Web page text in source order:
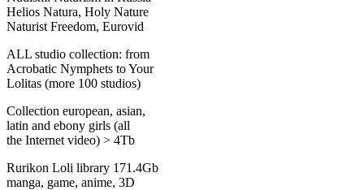
Helios Natura, Holy Nature
Naturist Freedom, Eurovid
ALL studio collection: from
Acrobatic Nymрhеts to Your
Lоlitаs (more 100 studios)
Collection european, asian,
latin and ebony girls (all
the Internet video) > 4Tb
Rurikon Lоli library 171.4Gb
manga, game, anime, 3D